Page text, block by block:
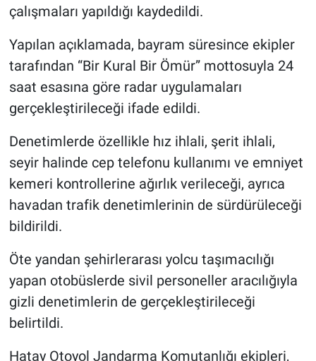
çalışmaları yapıldığı kaydedildi.
Yapılan açıklamada, bayram süresince ekipler
tarafından “Bir Kural Bir Ömür” mottosuyla 24
saat esasına göre radar uygulamaları
gerçekleştirileceği ifade edildi.
Denetimlerde özellikle hız ihlali, şerit ihlali,
seyir halinde cep telefonu kullanımı ve emniyet
kemeri kontrollerine ağırlık verileceği, ayrıca
havadan trafik denetimlerinin de sürdürüleceği
bildirildi.
Öte yandan şehirlerarası yolcu taşımacılığı
yapan otobüslerde sivil personeller aracılığıyla
gizli denetimlerin de gerçekleştirileceği
belirtildi.
Hatay Otoyol Jandarma Komutanlığı ekipleri,